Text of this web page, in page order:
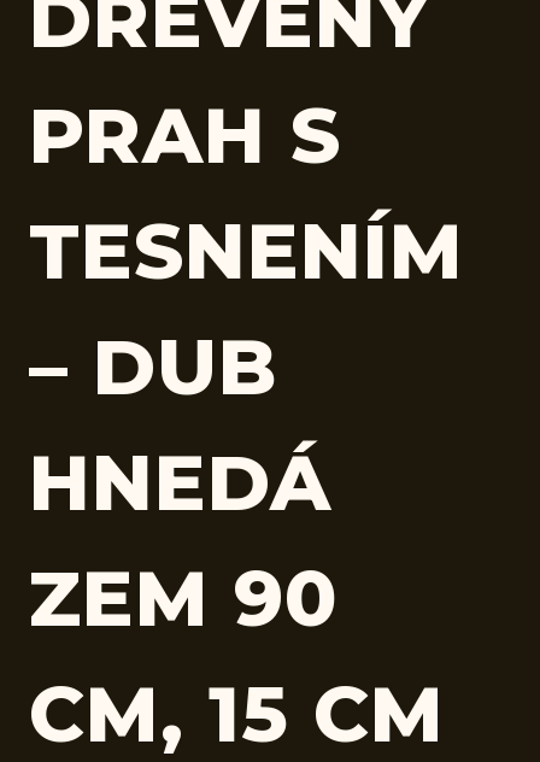
DREVENÝ
PRAH S
TESNENÍM
– DUB
HNEDÁ
ZEM 90
CM, 15 CM